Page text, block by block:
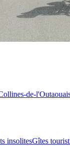
de-
insolitesGîtes